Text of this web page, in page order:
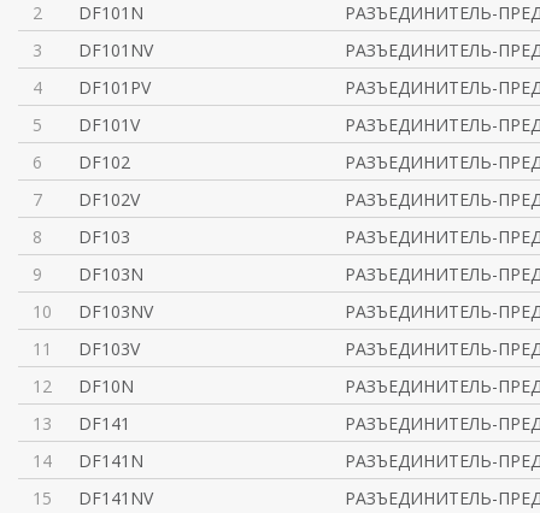
2
DF101N
РАЗЪЕДИНИТЕЛЬ-
3
DF101NV
РАЗЪЕДИНИТЕЛЬ-
4
DF101PV
РАЗЪЕДИНИТЕЛЬ-
5
DF101V
РАЗЪЕДИНИТЕЛЬ-
6
DF102
РАЗЪЕДИНИТЕЛЬ-
7
DF102V
РАЗЪЕДИНИТЕЛЬ-
8
DF103
РАЗЪЕДИНИТЕЛЬ-
9
DF103N
РАЗЪЕДИНИТЕЛЬ-
10
DF103NV
РАЗЪЕДИНИТЕЛЬ-
11
DF103V
РАЗЪЕДИНИТЕЛЬ-
12
DF10N
РАЗЪЕДИНИТЕЛЬ-
13
DF141
РАЗЪЕДИНИТЕЛЬ-
14
DF141N
РАЗЪЕДИНИТЕЛЬ-
15
DF141NV
РАЗЪЕДИНИТЕЛЬ-